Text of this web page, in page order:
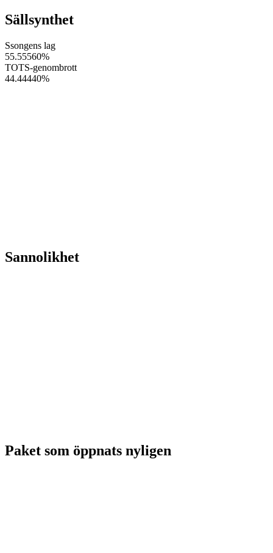
Sällsynthet
Ssongens lag
55.55560%
TOTS-genombrott
44.44440%
Sannolikhet
Paket som öppnats nyligen